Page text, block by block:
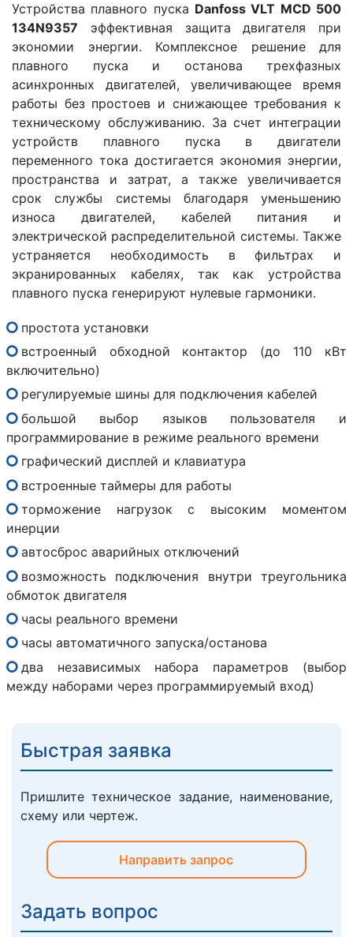
Устройства плавного пуска Danfoss VLT MCD 500
134N9357 эффективная защита двигателя при
экономии энергии. Комплексное решение для
плавного пуска и останова трехфазных
асинхронных двигателей, увеличивающее время
работы без простоев и снижающее требования к
техническому обслуживанию. За счет интеграции
устройств плавного пуска в двигатели
переменного тока достигается экономия энергии,
пространства и затрат, а также увеличивается
срок службы системы благодаря уменьшению
износа двигателей, кабелей питания и
электрической распределительной системы. Также
устраняется необходимость в фильтрах и
экранированных кабелях, так как устройства
плавного пуска генерируют нулевые гармоники.
простота установки
встроенный обходной контактор (до 110 кВт
включительно)
регулируемые шины для подключения кабелей
большой выбор языков пользователя и
программирование в режиме реального времени
графический дисплей и клавиатура
встроенные таймеры для работы
торможение нагрузок с высоким моментом
инерции
автосброс аварийных отключений
возможность подключения внутри треугольника
обмоток двигателя
часы реального времени
часы автоматичного запуска/останова
два независимых набора параметров (выбор
между наборами через программируемый вход)
Быстрая заявка
Пришлите техническое задание, наименование,
схему или чертеж.
Направить запрос
Задать вопрос